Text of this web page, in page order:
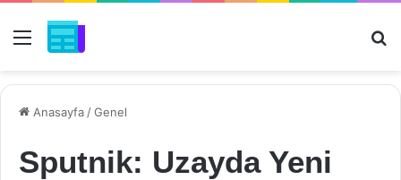
Menü
Anasayfa /Genel
Sputnik: Uzayda Yeni